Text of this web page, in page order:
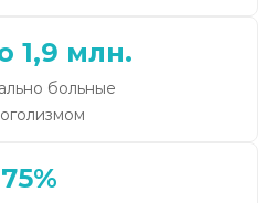
1,9 млн.
больные
75%